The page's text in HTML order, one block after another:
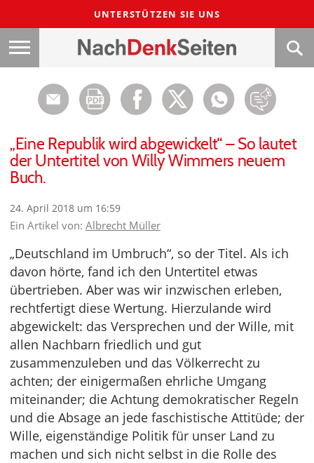
UNTERSTÜTZEN SIE UNS
„Eine Republik wird abgewickelt“ – So lautet
der Untertitel von Willy Wimmers neuem
Buch.
24. April 2018 um 16:59
Ein Artikel von: Albrecht Müller
„Deutschland im Umbruch“, so der Titel. Als ich
davon hörte, fand ich den Untertitel etwas
übertrieben. Aber was wir inzwischen erleben,
rechtfertigt diese Wertung. Hierzulande wird
abgewickelt: das Versprechen und der Wille, mit
allen Nachbarn friedlich und gut
zusammenzuleben und das Völkerrecht zu
achten; der einigermaßen ehrliche Umgang
miteinander; die Achtung demokratischer Regeln
und die Absage an jede faschistische Attitüde; der
Wille, eigenständige Politik für unser Land zu
machen und sich nicht selbst in die Rolle des